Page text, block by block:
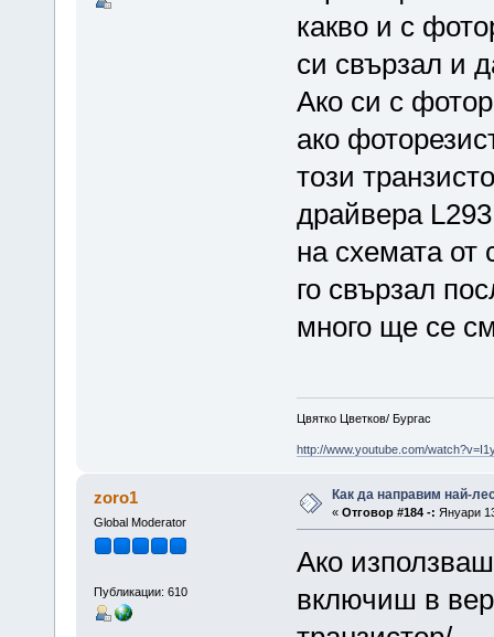
какво и с
си свързал и
Ако си с
ако
този
драйвера
на схемата от
го свързал
много ще се
Цвятко Цветков/ Бургас
http://www.youtube.com/
zoro1
Global Moderator
Публикации: 610
Как да направим най-
« Отговор #184 -: Януари
Ако
включиш в